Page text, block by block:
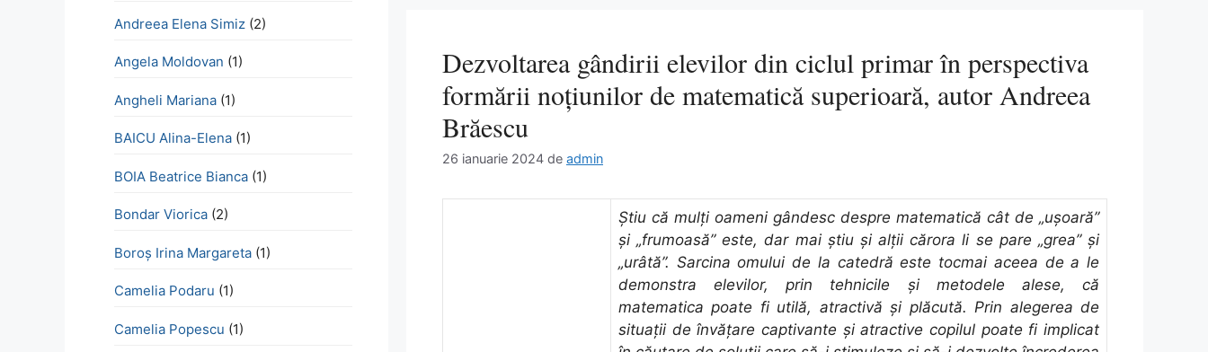
Dezvoltarea gândirii elevilor din ciclul primar în perspectiva
formării noţiunilor de matematică superioară, autor Andreea
Brăescu
26 ianuarie 2024 de admin
Ştiu că mulţi oameni gândesc despre matematică cât de „uşoară”
şi „frumoasă” este, dar mai ştiu şi alţii cărora li se pare „grea” şi
„urâtă”. Sarcina omului de la catedră este tocmai aceea de a le
demonstra elevilor, prin tehnicile şi metodele alese, că
matematica poate fi utilă, atractivă şi plăcută. Prin alegerea de
situaţii de învăţare captivante şi atractive copilul poate fi implicat
Andreea Elena Simiz (2)
Angela Moldovan (1)
Angheli Mariana (1)
BAICU Alina-Elena (1)
BOIA Beatrice Bianca (1)
Bondar Viorica (2)
Boroş Irina Margareta (1)
Camelia Podaru (1)
Camelia Popescu (1)